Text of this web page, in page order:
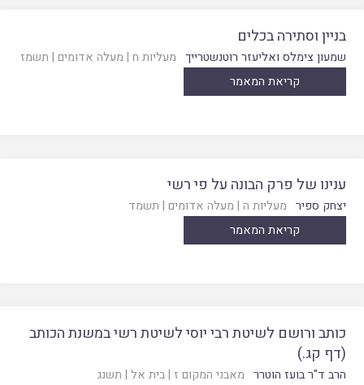
בניין וסתירה בכלים
שמעון צימלס ואליעזר רוטנשטרייך מעליות ח | מעלה אדומים | תשמז
קריאת המאמר
ענינו של פרק הבונה על פי רשי
יצחק ספיר מעליות ה | מעלה אדומים | תשמד
קריאת המאמר
כותב ורושם לשיטת רבי יוסי לשיטת רשי במשנת הכותב
(דף קג.)
הרב ד"ר בועז הוטרר מאבני המקום ז |בית אל | תשנג